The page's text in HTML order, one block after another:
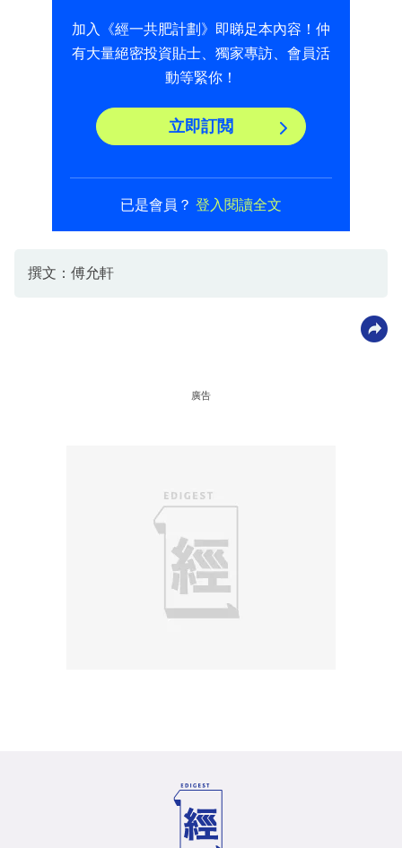
加入《經一共肥計劃》即睇足本內容！仲
有大量絕密投資貼士、獨家專訪、會員活
動等緊你！
立即訂閲
已是會員？ 登入閱讀全文
撰文：傅允軒
廣告